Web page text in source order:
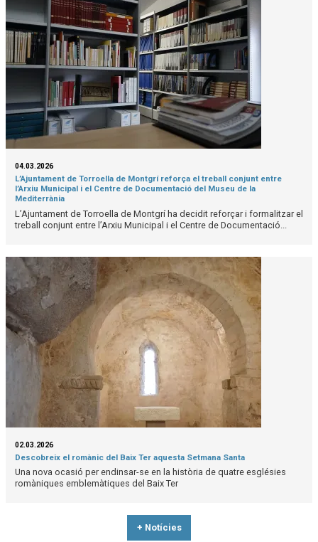
04.03.2026
L’Ajuntament de Torroella de Montgrí reforça el treball conjunt entre
l’Arxiu Municipal i el Centre de Documentació del Museu de la
Mediterrània
L’Ajuntament de Torroella de Montgrí ha decidit reforçar i formalitzar el
treball conjunt entre l’Arxiu Municipal i el Centre de Documentació...
02.03.2026
Descobreix el romànic del Baix Ter aquesta Setmana Santa
Una nova ocasió per endinsar-se en la història de quatre esglésies
romàniques emblemàtiques del Baix Ter
+ Notícies